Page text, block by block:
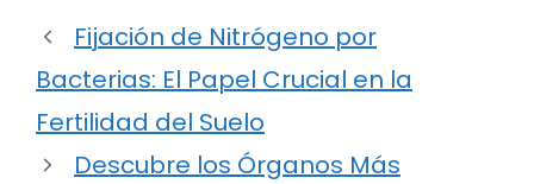
Fijación de Nitrógeno por
Bacterias: El Papel Crucial en la
Fertilidad del Suelo
Descubre los Órganos Más